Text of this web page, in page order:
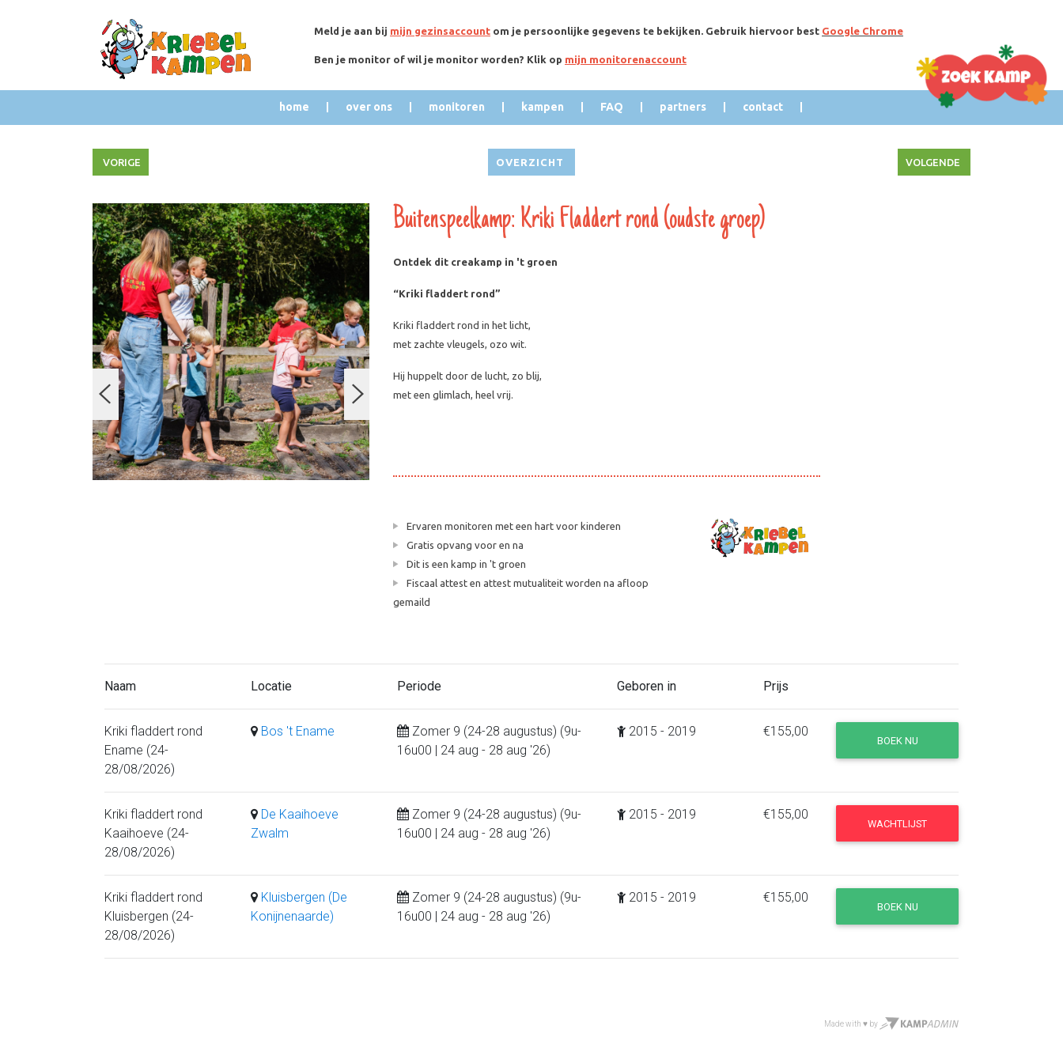
Meld je aan bij mijn gezinsaccount om je persoonlijke gegevens te bekijken. Gebruik hiervoor best Google Chrome
Ben je monitor of wil je monitor worden? Klik op mijn monitorenaccount
home over ons monitoren kampen FAQ partners contact
VORIGE VOLGENDE
OVERZICHT
Buitenspeelkamp: Kriki Fladdert rond (oudste groep)
Ontdek dit creakamp in 't groen
“Kriki fladdert rond”
Kriki fladdert rond in het licht,
met zachte vleugels, ozo wit.
Hij huppelt door de lucht, zo blij,
met een glimlach, heel vrij.
Ervaren monitoren met een hart voor kinderen
Gratis opvang voor en na
Dit is een kamp in 't groen
Fiscaal attest en attest mutualiteit worden na afloop
gemaild